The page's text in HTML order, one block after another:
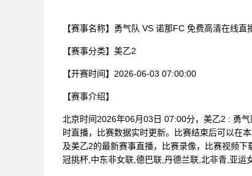
【赛事名称】 勇气队 VS 诺那FC 免费高清在线直
【赛事分类】 美乙2
【开赛时间】 2026-06-03 07:00:00
【赛事介绍】
北京时间2026年06月03日 07:00分，美乙2 : 勇
时直播，比赛数据实时更新。比赛结束后可以在
及美乙2的最新赛事直播，比赛录像，比赛视频
冠挑杯,中东非女联,德巴联,丹德兰联,北非青,亚运